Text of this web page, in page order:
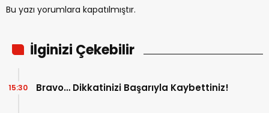
Bu yazı yorumlara kapatılmıştır.
İlginizi Çekebilir
Bravo… Dikkatinizi Başarıyla Kaybettiniz!
15:30